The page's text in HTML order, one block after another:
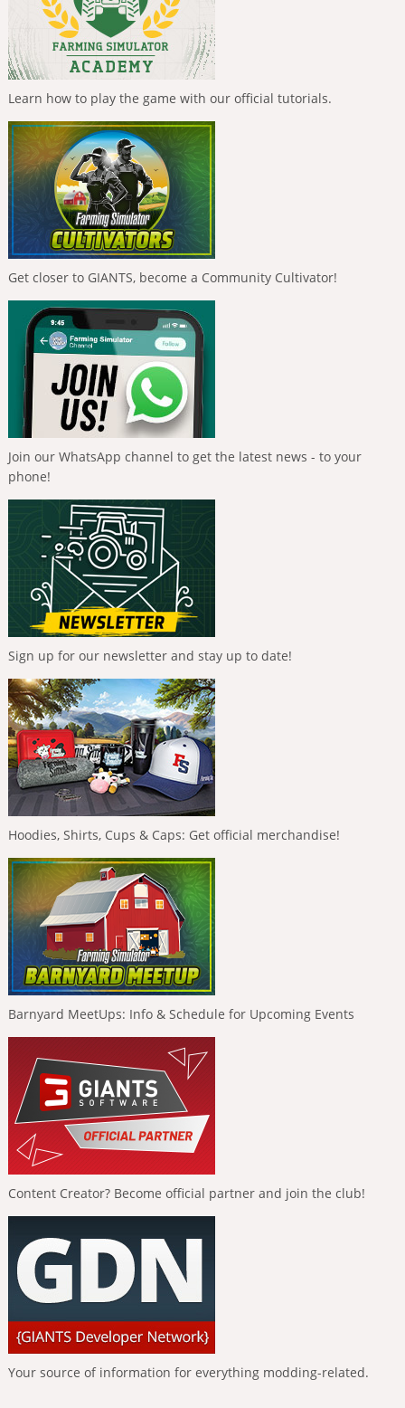
Learn how to play the game with our official tutorials.
Get closer to GIANTS, become a Community Cultivator!
Join our WhatsApp channel to get the latest news - to your
phone!
Sign up for our newsletter and stay up to date!
Hoodies, Shirts, Cups & Caps: Get official merchandise!
Barnyard MeetUps: Info & Schedule for Upcoming Events
Content Creator? Become official partner and join the club!
Your source of information for everything modding-related.